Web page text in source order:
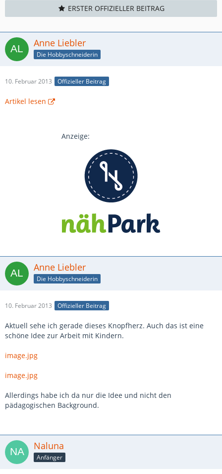
ERSTER OFFIZIELLER BEITRAG
Anne Liebler
Die Hobbyschneiderin
10. Februar 2013 Offizieller Beitrag
Artikel lesen
Anzeige:
Anne Liebler
Die Hobbyschneiderin
10. Februar 2013 Offizieller Beitrag
Aktuell sehe ich gerade dieses Knopfherz. Auch das ist eine
schöne Idee zur Arbeit mit Kindern.
image.jpg
image.jpg
Allerdings habe ich da nur die Idee und nicht den
pädagogischen Background.
Naluna
Anfänger